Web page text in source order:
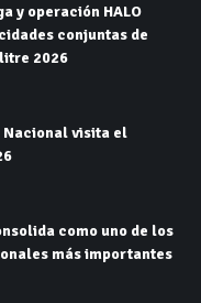
y operación HALO
conjuntas de
2026
Nacional visita el
como uno de los
más importantes